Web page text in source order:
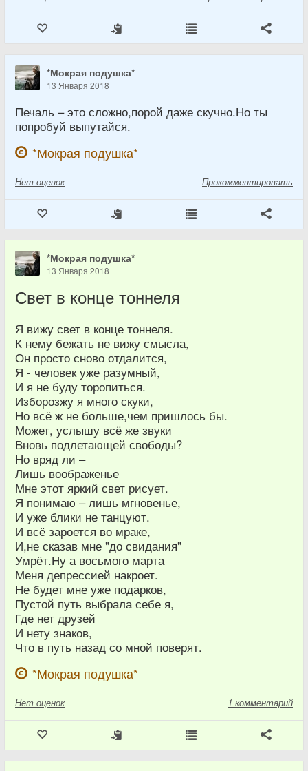
*Мокрая подушка*
13 Января 2018
Печаль – это сложно,порой даже скучно.Но ты
попробуй выпутайся.
*Мокрая подушка*
Нет оценок Прокомментировать
*Мокрая подушка*
13 Января 2018
Свет в конце тоннеля
Я вижу свет в конце тоннеля.
К нему бежать не вижу смысла,
Он просто сново отдалится,
Я - человек уже разумный,
И я не буду торопиться.
Изборозжу я много скуки,
Но всё ж не больше,чем пришлось бы.
Может, услышу всё же звуки
Вновь подлетающей свободы?
Но вряд ли –
Лишь воображенье
Мне этот яркий свет рисует.
Я понимаю – лишь мгновенье,
И уже блики не танцуют.
И всё зароется во мраке,
И,не сказав мне "до свидания"
Умрёт.Ну а восьмого марта
Меня депрессией накроет.
Не будет мне уже подарков,
Пустой путь выбрала себе я,
Где нет друзей
И нету знаков,
Что в путь назад со мной поверят.
*Мокрая подушка*
Нет оценок 1 комментарий